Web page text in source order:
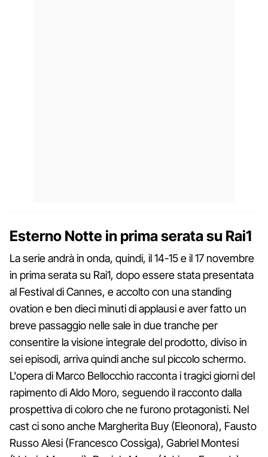
Esterno Notte in prima serata su Rai1
La serie andrà in onda, quindi, il 14-15 e il 17 novembre
in prima serata su Rai1, dopo essere stata presentata
al Festival di Cannes, e accolto con una standing
ovation e ben dieci minuti di applausi e aver fatto un
breve passaggio nelle sale in due tranche per
consentire la visione integrale del prodotto, diviso in
sei episodi, arriva quindi anche sul piccolo schermo.
L'opera di Marco Bellocchio racconta i tragici giorni del
rapimento di Aldo Moro, seguendo il racconto dalla
prospettiva di coloro che ne furono protagonisti. Nel
cast ci sono anche Margherita Buy (Eleonora), Fausto
Russo Alesi (Francesco Cossiga), Gabriel Montesi